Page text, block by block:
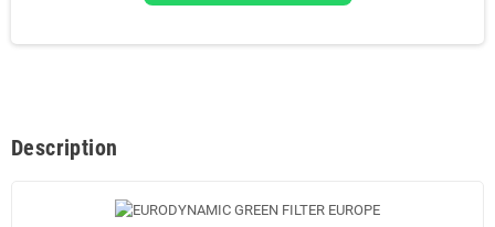
Description